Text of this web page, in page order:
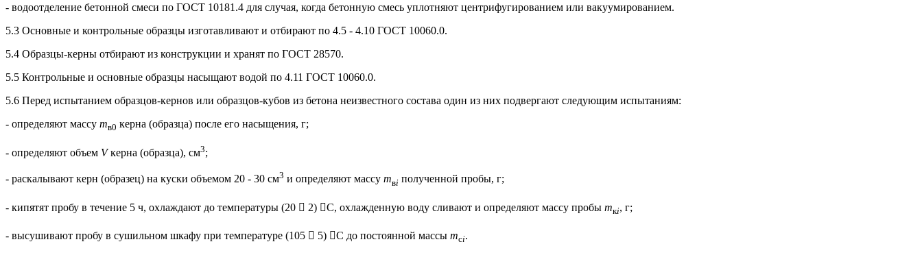
- водоотделение бетонной смеси по ГОСТ 10181.4 для случая, когда бетонную смесь уплотняют центрифугированием или вакуумированием.
5.3 Основные и контрольные образцы изготавливают и отбирают по 4.5 - 4.10 ГОСТ 10060.0.
5.4 Образцы-керны отбирают из конструкции и хранят по ГОСТ 28570.
5.5 Контрольные и основные образцы насыщают водой по 4.11 ГОСТ 10060.0.
5.6 Перед испытанием образцов-кернов или образцов-кубов из бетона неизвестного состава один из них подвергают следующим испытаниям:
- определяют массу тв0 керна (образца) после его насыщения, г;
- определяют объем Vкерна (образца), см3;
- раскалывают керн (образец) на куски объемом 20 - 30 см3 и определяют массу твi полученной пробы, г;
- кипятят пробу в течение 5 ч, охлаждают до температуры (20  2) С, охлажденную воду сливают и определяют массу пробы ткi, г;
- высушивают пробу в сушильном шкафу при температуре (105  5) С до постоянной массы тсi.